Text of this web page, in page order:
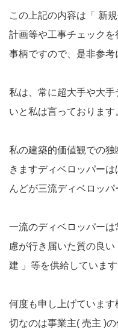
この上記の内容は「 新
計画等や工事チェック
事柄ですので、是非参考
私は、常に超大手や大
いと私は言っております
私の建築的価値観での
きますディベロッパー
んどが三流ディベロッパ
一流のディベロッパー
慮が行き届いた質の良
建 」等を供給しています
何度も申し上げていま
切なのは事業主( 売主 )